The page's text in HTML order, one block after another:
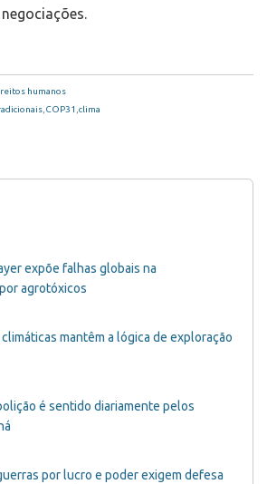
humanos
,COP31 ,clima
expõe falhas globais na
agrotóxicos
mantêm a lógica de exploração
é sentido diariamente pelos
por lucro e poder exigem defesa